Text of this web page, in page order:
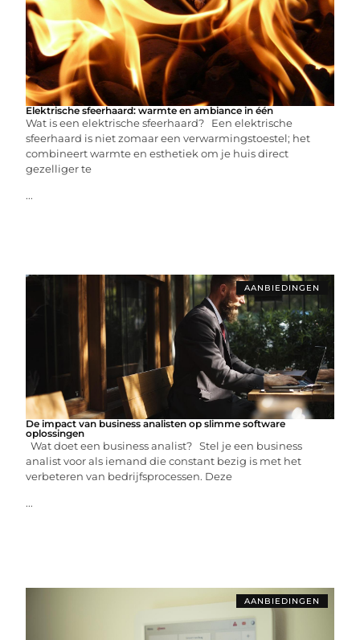
Elektrische sfeerhaard: warmte en ambiance in één
Wat is een elektrische sfeerhaard? Een elektrische
sfeerhaard is niet zomaar een verwarmingstoestel; het
combineert warmte en esthetiek om je huis direct
gezelliger te
...
AANBIEDINGEN
De impact van business analisten op slimme software
oplossingen
Wat doet een business analist? Stel je een business
analist voor als iemand die constant bezig is met het
verbeteren van bedrijfsprocessen. Deze
...
AANBIEDINGEN